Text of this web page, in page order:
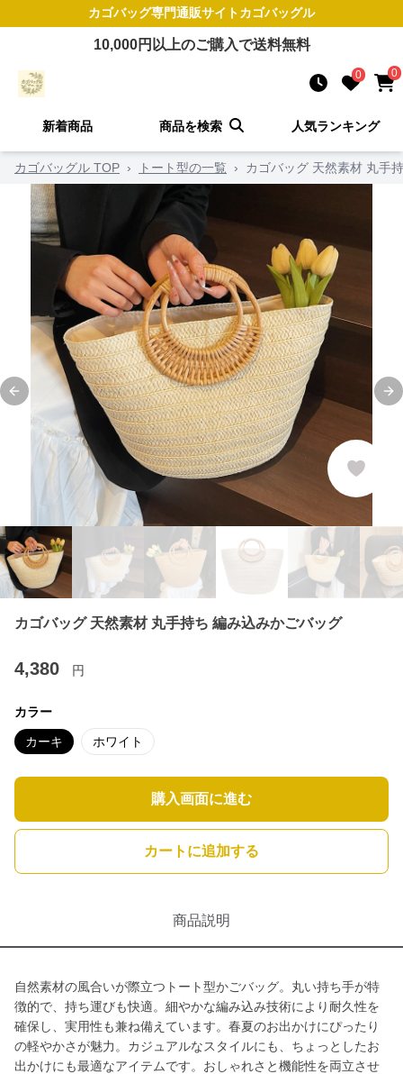
カゴバッグ専門通販サイトカゴバッグル
10,000円以上のご購入で送料無料
0 0
新着商品 商品を検索 人気ランキング
カゴバッグル TOP › トート型の一覧 › カゴバッグ 天然素材 丸手
Previous slide
カゴバッグ 天然素材 丸手持ち 編み込みかごバッグ
4,380 円
カラー
カーキ ホワイト
購入画面に進む
カートに追加する
商品説明
自然素材の風合いが際立つトート型かごバッグ。丸い持ち手が特
徴的で、持ち運びも快適。細やかな編み込み技術により耐久性を
確保し、実用性も兼ね備えています。春夏のお出かけにぴったり
の軽やかさが魅力。カジュアルなスタイルにも、ちょっとしたお
出かけにも最適なアイテムです。おしゃれさと機能性を両立させ